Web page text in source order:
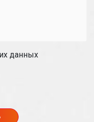
данных